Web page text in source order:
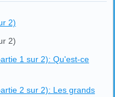
2)
2)
1 sur 2): Qu'est-ce
2 sur 2): Les grands